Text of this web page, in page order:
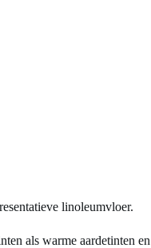
linoleumvloer.
als warme aardetinten en